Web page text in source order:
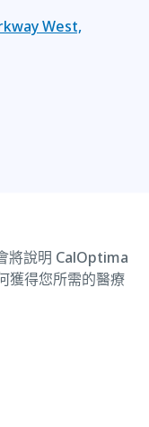
West,
將說明 CalOptima
獲得您所需的醫療